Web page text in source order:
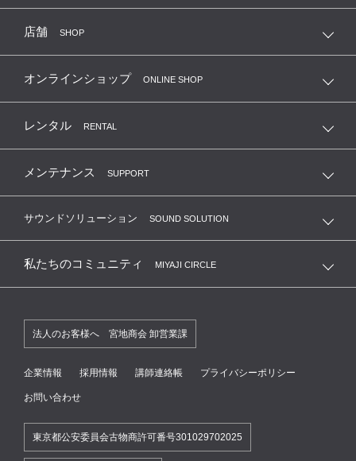
MIYAJI GUITARS KANDA
Recording Proshop Miyaji
MIYAJI GUITAS KANDA ONLINE SHOP
店舗 SHOP
オンラインショップ ONLINE SHOP
レンタル RENTAL
メンテナンス SUPPORT
サウンドソリューション SOUND SOLUTION
私たちのコミュニティ MIYAJI CIRCLE
法人のお客様へ 宮地商会 卸営業課
企業情報 採用情報 講師連絡帳 プライバシーポリシー
お問い合わせ
東京都公安委員会古物商許可番号301029702025